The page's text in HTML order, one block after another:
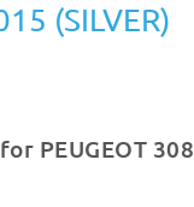
(SILVER)
PEUGEOT 308